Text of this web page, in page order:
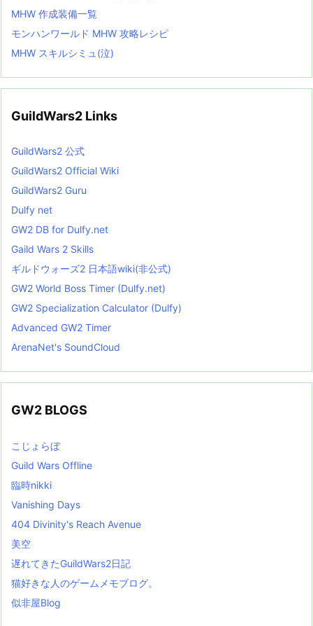
MHW 作成装備一覧
モンハンワールド MHW 攻略レシピ
MHW スキルシミュ(泣)
GuildWars2 Links
GuildWars2 公式
GuildWars2 Official Wiki
GuildWars2 Guru
Dulfy net
GW2 DB for Dulfy.net
Gaild Wars 2 Skills
ギルドウォーズ2 日本語wiki(非公式)
GW2 World Boss Timer (Dulfy.net)
GW2 Specialization Calculator (Dulfy)
Advanced GW2 Timer
ArenaNet's SoundCloud
GW2 BLOGS
こじょらぼ
Guild Wars Offline
臨時nikki
Vanishing Days
404 Divinity's Reach Avenue
美空
遅れてきたGuildWars2日記
猫好きな人のゲームメモブログ。
似非屋Blog